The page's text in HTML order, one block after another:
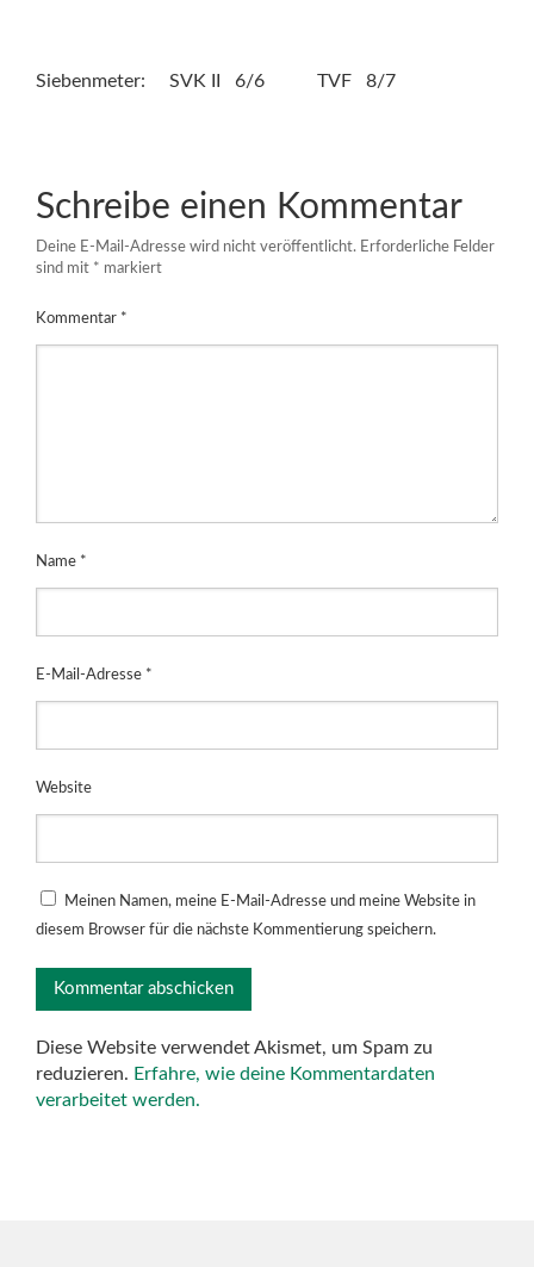
Siebenmeter: SVK II 6/6 TVF 8/7
Schreibe einen Kommentar
Deine E-Mail-Adresse wird nicht veröffentlicht. Erforderliche Felder
sind mit * markiert
Kommentar *
Name *
E-Mail-Adresse *
Website
Meinen Namen, meine E-Mail-Adresse und meine Website in
diesem Browser für die nächste Kommentierung speichern.
Diese Website verwendet Akismet, um Spam zu
reduzieren. Erfahre, wie deine Kommentardaten
verarbeitet werden.